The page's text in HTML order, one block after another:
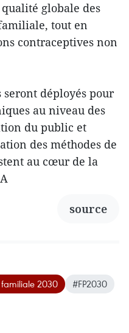
globale des
tout en
contraceptives non
déployés pour
au niveau des
du public et
des méthodes de
au cœur de la
source
2030
#FP2030